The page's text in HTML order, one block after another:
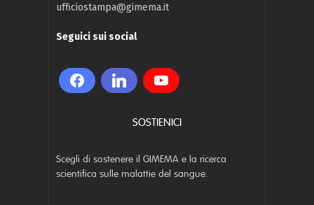
ufficiostampa@gimema.it
Seguici sui social
SOSTIENICI
Scegli di sostenere il GIMEMA e la ricerca
scientifica sulle malattie del sangue.